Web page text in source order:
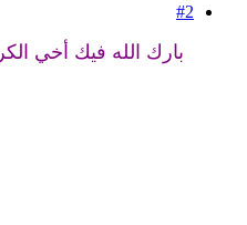
#2
بارك الله فيك أخي